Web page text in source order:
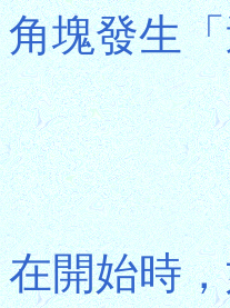
角塊發生
在開始時